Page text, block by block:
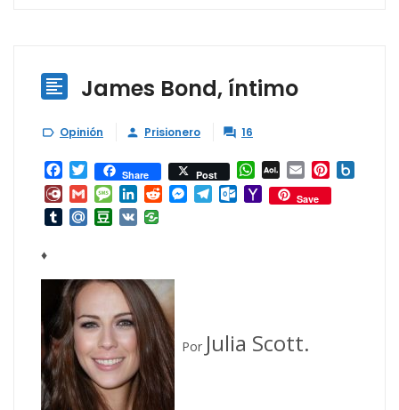
 James Bond, íntimo
 Opinión  Prisionero  16
Facebook
TwitterShare Post WhatsApp
AOL
Mail
Email Pinterest
Diary.Ru
GmailMessage
LinkedIn
RedditMessenger
Telegram
Outlook.com
Yahoo
Mail
Save
TumblrMail.RuDouban
VK
♦
Por Julia Scott.